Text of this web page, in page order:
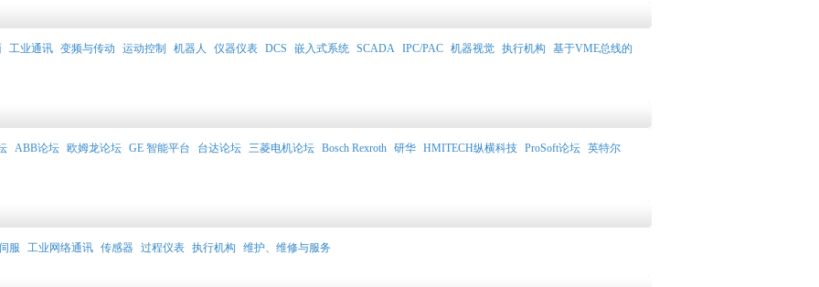
工业通讯 变频与传动 运动控制 机器人 仪器仪表 DCS 嵌入式系统 SCADA IPC/PAC 机器视觉 执行机构 基于VME总线的
ABB论坛 欧姆龙论坛 GE 智能平台 台达论坛 三菱电机论坛 Bosch Rexroth 研华 HMITECH纵横科技 ProSoft论坛 英特尔
服 工业网络通讯 传感器 过程仪表 执行机构 维护、维修与服务